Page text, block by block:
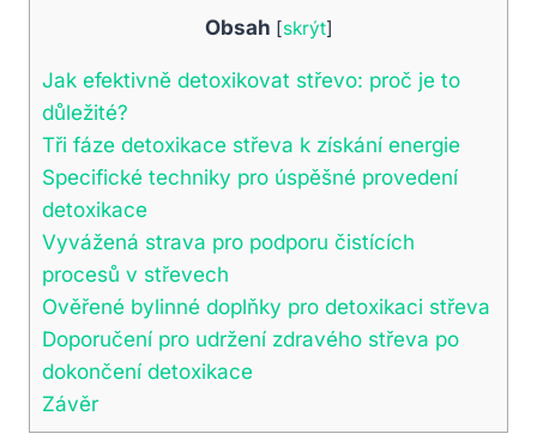
Obsah [skrýt]
Jak efektivně detoxikovat střevo: proč je to
důležité?
Tři fáze detoxikace střeva k získání energie
Specifické techniky pro úspěšné provedení
detoxikace
Vyvážená strava pro podporu čistících
procesů v střevech
Ověřené bylinné doplňky pro detoxikaci střeva
Doporučení pro udržení zdravého střeva po
dokončení detoxikace
Závěr